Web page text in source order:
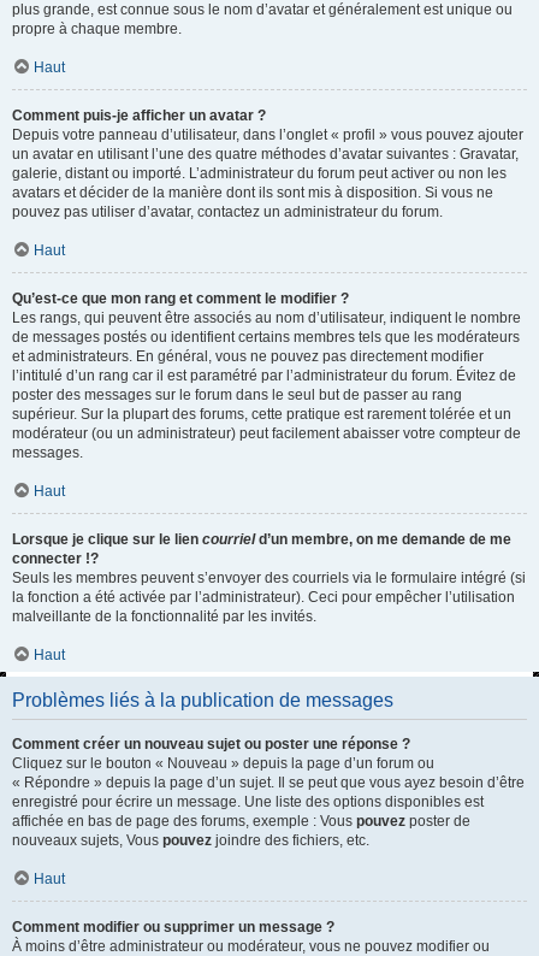
plus grande, est connue sous le nom d’avatar et généralement est unique ou
propre à chaque membre.
Haut
Comment puis-je afficher un avatar ?
Depuis votre panneau d’utilisateur, dans l’onglet « profil » vous pouvez ajouter
un avatar en utilisant l’une des quatre méthodes d’avatar suivantes : Gravatar,
galerie, distant ou importé. L’administrateur du forum peut activer ou non les
avatars et décider de la manière dont ils sont mis à disposition. Si vous ne
pouvez pas utiliser d’avatar, contactez un administrateur du forum.
Haut
Qu’est-ce que mon rang et comment le modifier ?
Les rangs, qui peuvent être associés au nom d’utilisateur, indiquent le nombre
de messages postés ou identifient certains membres tels que les modérateurs
et administrateurs. En général, vous ne pouvez pas directement modifier
l’intitulé d’un rang car il est paramétré par l’administrateur du forum. Évitez de
poster des messages sur le forum dans le seul but de passer au rang
supérieur. Sur la plupart des forums, cette pratique est rarement tolérée et un
modérateur (ou un administrateur) peut facilement abaisser votre compteur de
messages.
Haut
Lorsque je clique sur le lien courrield’un membre, on me demande de me
connecter !?
Seuls les membres peuvent s’envoyer des courriels via le formulaire intégré (si
la fonction a été activée par l’administrateur). Ceci pour empêcher l’utilisation
malveillante de la fonctionnalité par les invités.
Haut
Problèmes liés à la publication de messages
Comment créer un nouveau sujet ou poster une réponse ?
Cliquez sur le bouton « Nouveau » depuis la page d’un forum ou
« Répondre » depuis la page d’un sujet. Il se peut que vous ayez besoin d’être
enregistré pour écrire un message. Une liste des options disponibles est
affichée en bas de page des forums, exemple : Vous pouvez poster de
nouveaux sujets, Vous pouvez joindre des fichiers, etc.
Haut
Comment modifier ou supprimer un message ?
À moins d’être administrateur ou modérateur, vous ne pouvez modifier ou